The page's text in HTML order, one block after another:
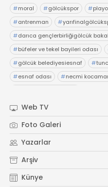
#moral #gölcükspor #
#antrenman #
#darıca gençlerbirliğigölcük
#büfeler ve tekel bayileri odası
#gölcük belediyesiesnaf #
#esnaf odası #necmi
Web TV
Foto Galeri
Yazarlar
Arşiv
Künye